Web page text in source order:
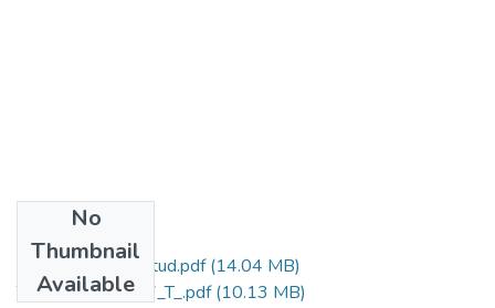
No
Thumbnail
Available
Grado de Similitud.pdf(14.04 MB)
T036_70875477_T_.pdf(10.13 MB)